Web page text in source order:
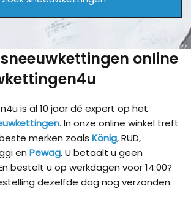
online
is al 10 jaar dé expert op het
. In onze online winkel treft
merken zoals König, RÜD,
en Pewag. U betaalt u geen
bestelt u op werkdagen voor 14:00?
dezelfde dag nog verzonden.